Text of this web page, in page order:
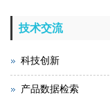
技术交流
科技创新
产品数据检索